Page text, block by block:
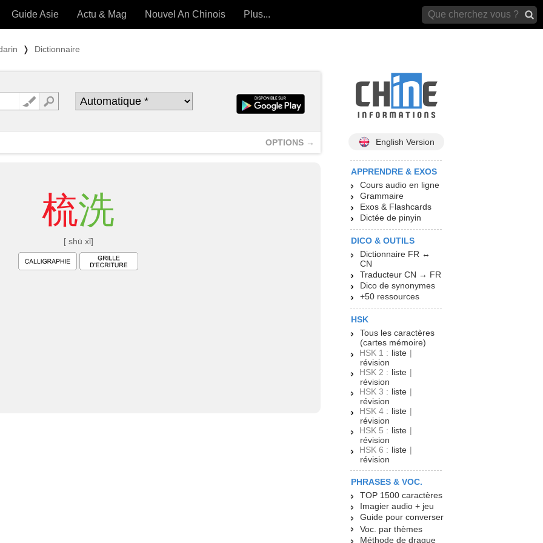
OUTILS) »
Guide Asie Actu & Mag Nouvel An Chinois Plus...
❭ Dictionnaire
OPTIONS →
梳洗
[ shū xǐ]
English Version
APPRENDRE & EXOS
Cours audio en ligne
Grammaire
Exos & Flashcards
Dictée de pinyin
DICO & OUTILS
Dictionnaire FR ↔
CN
Traducteur CN → FR
Dico de synonymes
+50 ressources
HSK
Tous les caractères
(cartes mémoire)
HSK 1 : liste |
révision
HSK 2 : liste |
révision
HSK 3 : liste |
révision
HSK 4 : liste |
révision
HSK 5 : liste |
révision
HSK 6 : liste |
révision
PHRASES & VOC.
TOP 1500 caractères
Imagier audio + jeu
Guide pour converser
Voc. par thèmes
Méthode de drague